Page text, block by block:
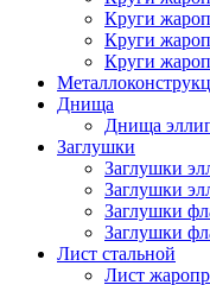
Круги
Круги
Круги
Днища
Днища
Заглушки
Заглушки
Заглушки
Заглушки
Заглушки
Лист стальной
Лист